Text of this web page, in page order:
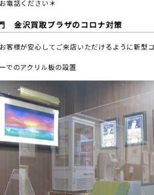
電話ください＊
金沢買取プラザのコロナ対策
客様が安心してご来店いただけるように新型
でのアクリル板の設置